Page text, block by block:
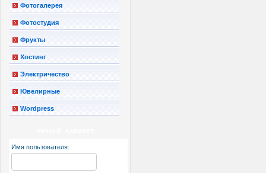
Фотогалерея
Фотостудия
Фрукты
Хостинг
Электричество
Ювелирные
Wordpress
Имя пользователя: